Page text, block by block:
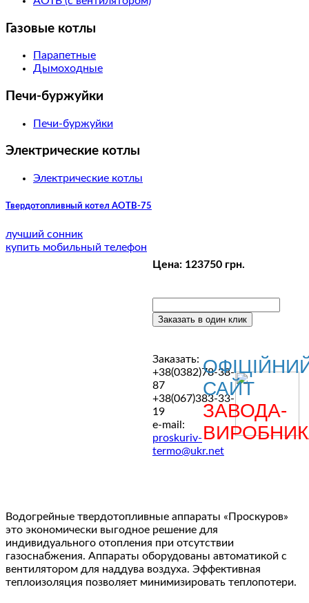
САЙТ
ЗАВОДА-
Газовые котлы
Парапетные
Дымоходные
Печи-буржуйки
Печи-буржуйки
Электрические котлы
Электрические котлы
Твердотопливный котел АОТВ-75
лучший сонник
купить мобильный телефон
Цена: 123750 грн.
Заказать:
+38(0382)78-38-
87
+38(067)383-33-
19
e-mail:
proskuriv-
termo@ukr.net
Водогрейные твердотопливные аппараты «Проскуров»
это экономически выгодное решение для
индивидуального отопления при отсутствии
газоснабжения. Аппараты оборудованы автоматикой с
вентилятором для наддува воздуха. Эффективная
теплоизоляция позволяет минимизировать теплопотери.